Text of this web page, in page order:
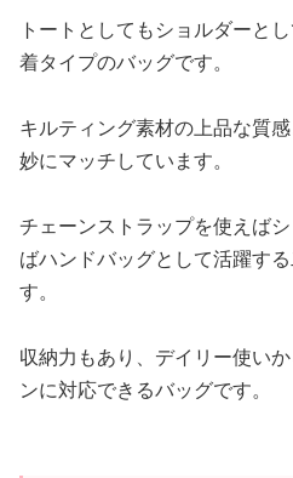
トートとしてもショルダーと
着タイプのバッグです。
キルティング素材の上品な質
妙にマッチしています。
チェーンストラップを使えば
ばハンドバッグとして活躍す
す。
収納力もあり、デイリー使い
ンに対応できるバッグです。